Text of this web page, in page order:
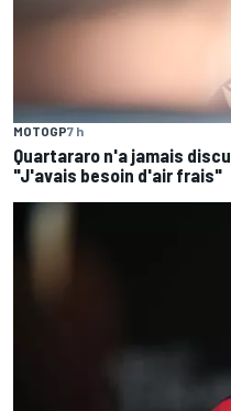
MOTOGP7 h
Quartararo n'a jamais
"J'avais besoin d'air frais"